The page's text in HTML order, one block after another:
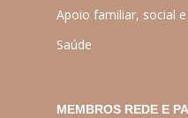
Apoio familiar, social
Saúde
MEMBROS REDE E